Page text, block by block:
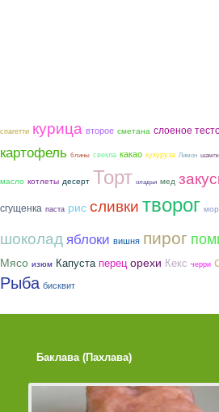
спагетти курица второе сметана слоеное
картофель блины свекла какао кукуруза Лимон
масло котлеты десерт Торт оладьи мед
сгущенка паста рис сливкитворог
шоколад яблоки вишня пирог
Мясо изюм Капуста перец орехи Кекс черри
Рыба бисквит
Баклава (Пахлава)